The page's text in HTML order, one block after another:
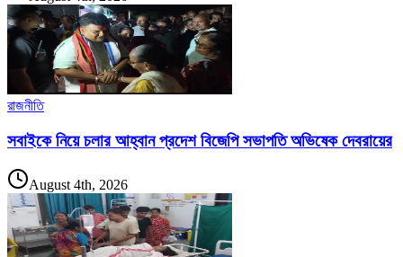
রাজনীতি
সবাইকে নিয়ে চলার আহ্বান প্রদেশ বিজেপি সভাপতি অভিষেক দেবরায়ের
August 4th, 2026